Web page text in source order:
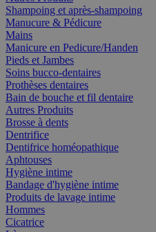
Shampoing et après-shampoing
Manucure & Pédicure
Mains
Manicure en Pedicure/Handen
Pieds et Jambes
Soins bucco-dentaires
Prothèses dentaires
Bain de bouche et fil dentaire
Autres Produits
Brosse à dents
Dentrifice
Dentifrice homéopathique
Aphtouses
Hygiène intime
Bandage d'hygiène intime
Produits de lavage intime
Hommes
Cicatrice